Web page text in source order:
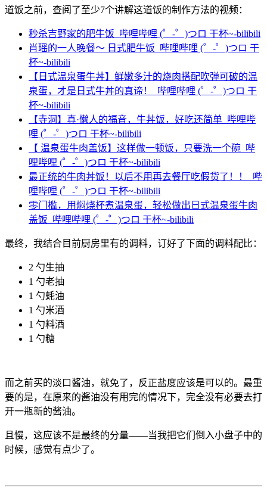
道饭之前，查阅了至少7个讲解这道饭的制作方法的视频：
秒杀吉野家的肥牛饭_哔哩哔哩 (゜-゜)つロ 干杯~-bilibili
肖瑶的一人晚餐～ 日式肥牛饭_哔哩哔哩 (゜-゜)つロ 干
杯~-bilibili
【日式温泉蛋牛丼】鲜嫩多汁的烧肉搭配吹弹可破的温
泉蛋，才是日式牛丼的真谛！_哔哩哔哩 (゜-゜)つロ 干
杯~-bilibili
【寺洞】真·懒人的福音，牛丼饭，好吃还简单_哔哩哔
哩 (゜-゜)つロ 干杯~-bilibili
【 温泉蛋牛肉盖饭】这样做一顿饭，只要洗一个碗_哔
哩哔哩 (゜-゜)つロ 干杯~-bilibili
最正统的牛肉丼饭！以后不用再去餐厅吃假货了！！_哔
哩哔哩 (゜-゜)つロ 干杯~-bilibili
零门槛，用焖烧杯煮温泉蛋，轻松做出日式温泉蛋牛肉
盖饭_哔哩哔哩 (゜-゜)つロ 干杯~-bilibili
最终，我结合目前厨房里有的调料，订好了下面的调料配比：
2 勺生抽
1 勺老抽
1 勺蚝油
1 勺米酒
1 勺料酒
1 勺糖
而之前买的淡口酱油，就免了，反正盐度应该是可以的。最重
要的是，在原来的酱油没有用完的情况下，完全没有必要去打
开一瓶新的酱油。
且慢，这应该不是最终的分量——当我把它们倒入小盘子中的
时候，感觉有点少了。